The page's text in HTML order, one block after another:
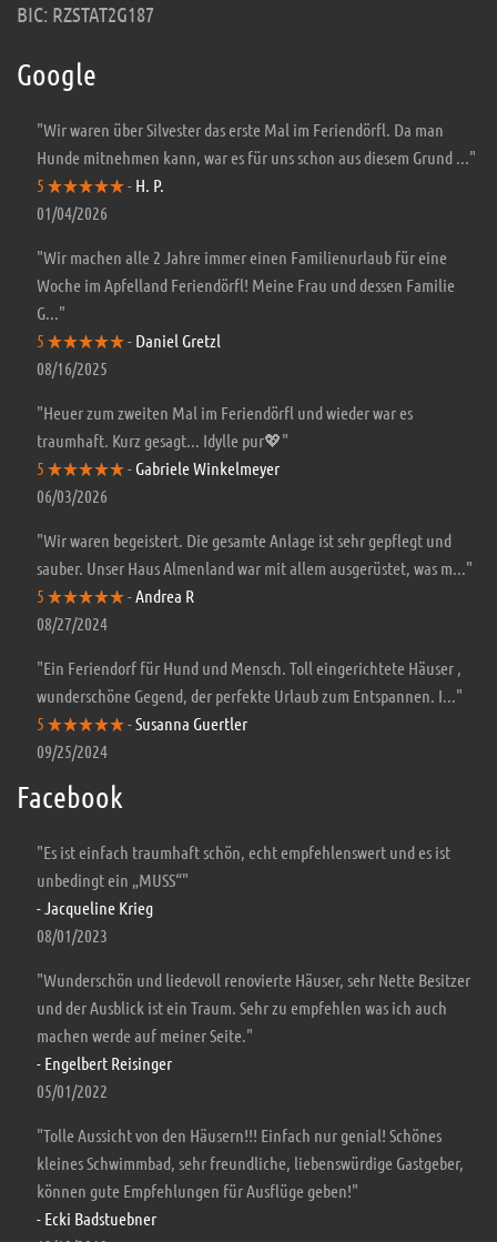
BIC: RZSTAT2G187
Google
"Wir waren über Silvester das erste Mal im Feriendörfl. Da man
Hunde mitnehmen kann, war es für uns schon aus diesem Grund ..."
5
- H. P.
01/04/2026
"Wir machen alle 2 Jahre immer einen Familienurlaub für eine
Woche im Apfelland Feriendörfl! Meine Frau und dessen Familie
G..."
5
- Daniel Gretzl
08/16/2025
"Heuer zum zweiten Mal im Feriendörfl und wieder war es
traumhaft. Kurz gesagt... Idylle pur💖"
5
- Gabriele Winkelmeyer
06/03/2026
"Wir waren begeistert. Die gesamte Anlage ist sehr gepflegt und
sauber. Unser Haus Almenland war mit allem ausgerüstet, was m..."
5
-Andrea R
08/27/2024
"Ein Feriendorf für Hund und Mensch. Toll eingerichtete Häuser ,
wunderschöne Gegend, der perfekte Urlaub zum Entspannen. I..."
5
-Susanna Guertler
09/25/2024
Facebook
"Es ist einfach traumhaft schön, echt empfehlenswert und es ist
unbedingt ein „MUSS“"
- Jacqueline Krieg
08/01/2023
"Wunderschön und liedevoll renovierte Häuser, sehr Nette Besitzer
und der Ausblick ist ein Traum. Sehr zu empfehlen was ich auch
machen werde auf meiner Seite."
- Engelbert Reisinger
05/01/2022
"Tolle Aussicht von den Häusern!!! Einfach nur genial! Schönes
kleines Schwimmbad, sehr freundliche, liebenswürdige Gastgeber,
können gute Empfehlungen für Ausflüge geben!"
- Ecki Badstuebner